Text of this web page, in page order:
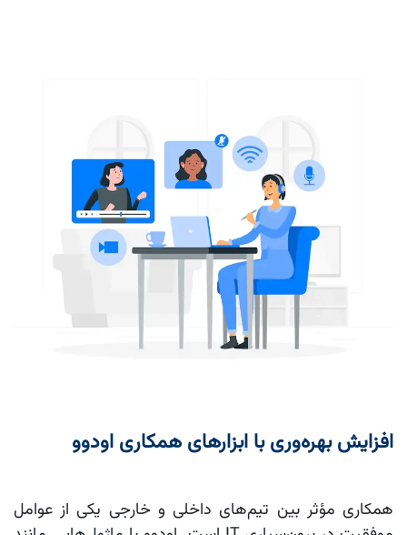
افزایش بهره‌وری با ابزارهای همکاری اودوو
همکاری مؤثر بین تیم‌های داخلی و خارجی یکی از عوامل